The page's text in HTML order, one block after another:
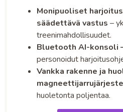
Monipuoliset
säädettävä vastus –
treenimahdollisuudet.
Bluetooth AI-konsoli
personoidut
Vankka rakenne ja
huoletonta poljentaa.